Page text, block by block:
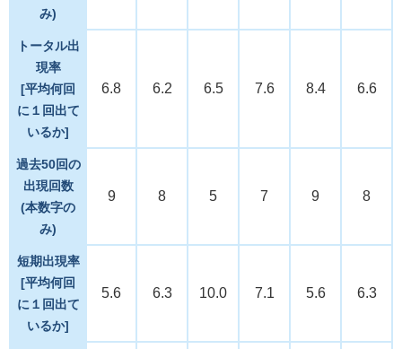
み)
トータル出
現率
[平均何回
に１回出て
いるか]
6.8 6.2 6.5 7.6 8.4 6.6
過去50回の
出現回数
(本数字の
み)
9 8 5 7 9 8
短期出現率
[平均何回
に１回出て
いるか]
5.6 6.3 10.0 7.1 5.6 6.3